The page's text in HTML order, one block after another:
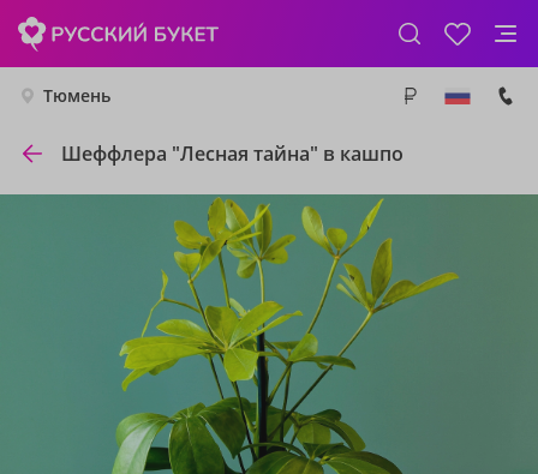
Тюмень
Шеффлера "Лесная тайна" в кашпо